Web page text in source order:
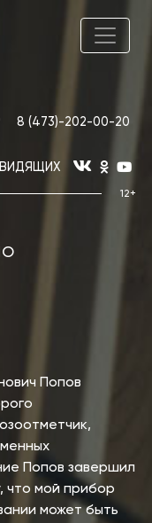
8 (473)-202-00-20
Попов
Попов завершил
что мой прибор
может быть